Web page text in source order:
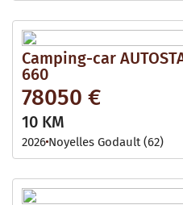
Camping-car
660
78050 €
10 KM
2026 Noyelles Godault (62)